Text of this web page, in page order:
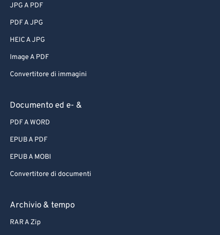
JPG A PDF
PDF A JPG
HEIC A JPG
Image A PDF
Convertitore di immagini
Documento ed e- &
PDF A WORD
EPUB A PDF
EPUB A MOBI
Convertitore di documenti
Archivio & tempo
RAR A Zip